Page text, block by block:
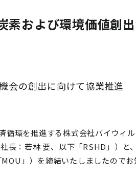
素および環境価値創
会の創出に向けて協業推進
循環を推進する株式会社バイウィ
長：若林 要、以下「RSHD」）
」）を締結いたしましたのでお